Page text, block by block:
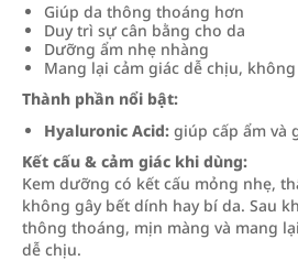
Giúp da thông thoáng hơn
Duy trì sự cân bằng cho da
Dưỡng ẩm nhẹ nhàng
Mang lại cảm giác dễ chịu,
Thành phần nổi bật:
Hyaluronic Acid: giúp cấp ẩm và
Kết cấu & cảm giác khi dùng:
Kem dưỡng có kết cấu mỏng nhẹ,
không gây bết dính hay bí da. Sau
thông thoáng, mịn màng và mang
dễ chịu.